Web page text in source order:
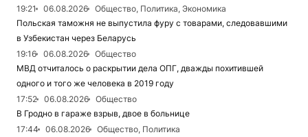
19:21
06.08.2026
Общество, Политика, Экономика
Польская таможня не выпустила фуру с товарами, следовавшими
в Узбекистан через Беларусь
19:16
06.08.2026
Общество
МВД отчиталось о раскрытии дела ОПГ, дважды похитившей
одного и того же человека в 2019 году
17:52
06.08.2026
Общество
В Гродно в гараже взрыв, двое в больнице
17:44
06.08.2026
Общество, Политика